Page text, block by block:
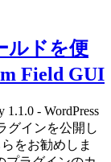
ルドを便
Field GUI
1.1.0 - WordPress
グインを公開し
をお勧めしま